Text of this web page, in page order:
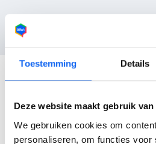
Toestemming Details
Deze website maakt gebruik
We gebruiken cookies om
personaliseren, om functies voor
Nog geen reviews